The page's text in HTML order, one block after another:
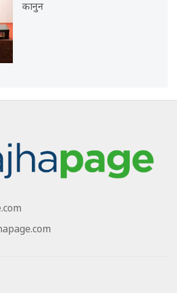
कानुन